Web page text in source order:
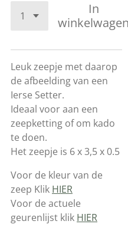
In
Leuk zeepje met daarop
de afbeelding van een
Ierse Setter.
Ideaal voor aan een
zeepketting of om kado
te doen.
Het zeepje is 6 x 3,5 x 0.5
Voor de kleur van de
zeep Klik HIER
Voor de actuele
geurenlijst klik HIER